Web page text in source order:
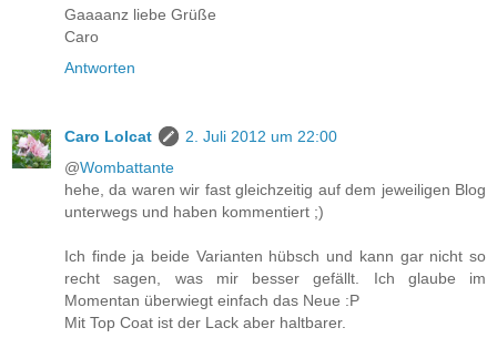
Gaaaanz liebe Grüße
Caro
Antworten
Caro Lolcat
2. Juli 2012 um 22:00
@Wombattante
hehe, da waren wir fast gleichzeitig auf dem jeweiligen Blog
unterwegs und haben kommentiert ;)
Ich finde ja beide Varianten hübsch und kann gar nicht so
recht sagen, was mir besser gefällt. Ich glaube im
Momentan überwiegt einfach das Neue :P
Mit Top Coat ist der Lack aber haltbarer.